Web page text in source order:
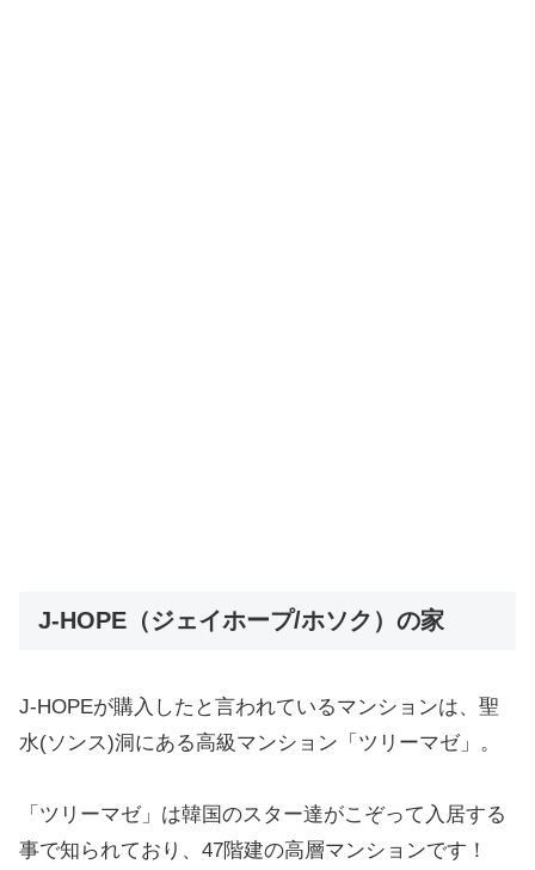
J-HOPE（ジェイホープ/ホソク）の家
J-HOPEが購入したと言われているマンションは、聖
水(ソンス)洞にある高級マンション「ツリーマゼ」。
「ツリーマゼ」は韓国のスター達がこぞって入居する
事で知られており、47階建の高層マンションです！